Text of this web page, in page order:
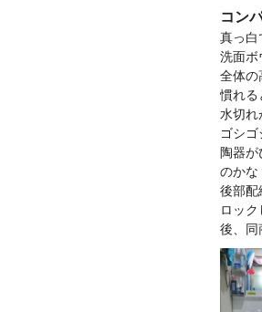
コン
真っ白
洗面ボ
全体の
慣れる
水切れ
ゴシ
陶器
のかな
後部配
ロッ
後、同